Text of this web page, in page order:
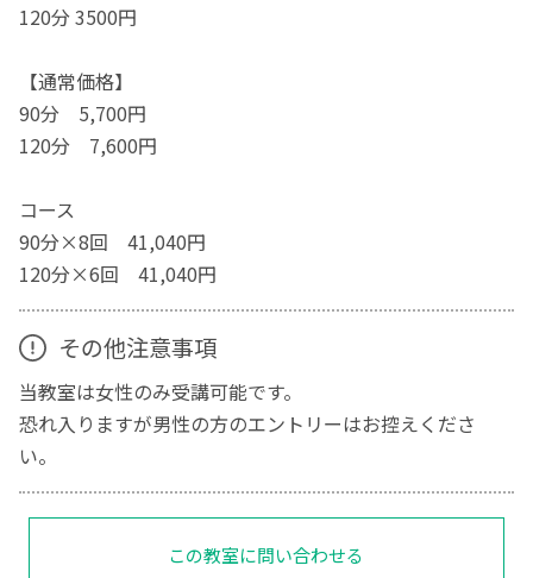
120分 3500円
【通常価格】
90分 5,700円
120分 7,600円
コース
90分×8回 41,040円
120分×6回 41,040円
その他注意事項
当教室は女性のみ受講可能です。
恐れ入りますが男性の方のエントリーはお控えくださ
い。
この教室に問い合わせる